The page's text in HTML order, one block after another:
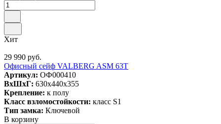
Хит
29 990 руб.
Офисный сейф VALBERG ASM 63T
Артикул: ОФ000410
ВxШxГ: 630x440x355
Крепление: к полу
Класс взломостойкости: класс S1
Тип замка: Ключевой
В корзину